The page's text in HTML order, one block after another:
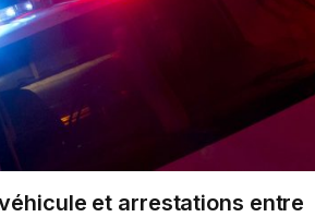
et arrestations entre